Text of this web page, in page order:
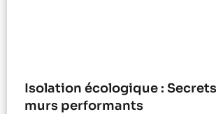
Isolation écologique :
murs performants